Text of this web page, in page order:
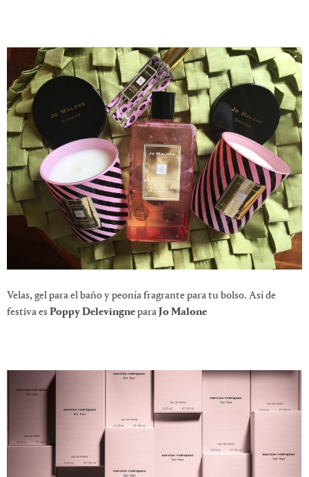
Velas, gel para el baño y peonía fragrante para tu bolso. Así de
festiva es Poppy DelevingneparaJo Malone